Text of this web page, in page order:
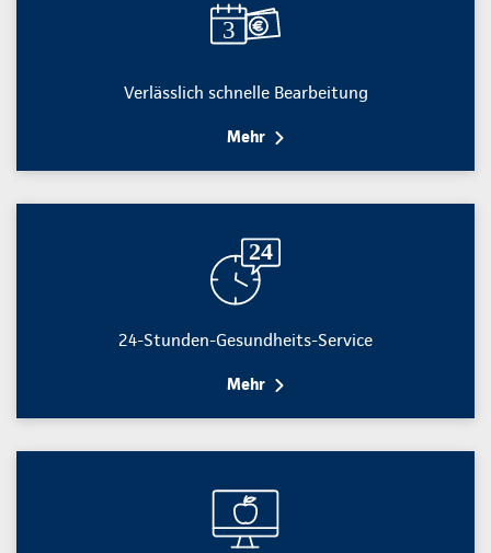
Verlässlich schnelle Bearbeitung
Mehr
24-Stunden-Gesundheits-Service
Mehr